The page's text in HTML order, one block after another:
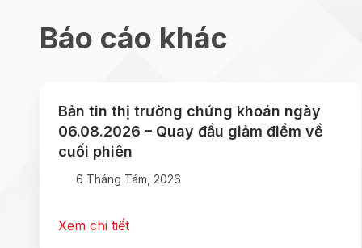
Báo cáo khác
Bản tin thị trường chứng khoán ngày
06.08.2026 – Quay đầu giảm điểm về
cuối phiên
6 Tháng Tám, 2026
Xem chi tiết